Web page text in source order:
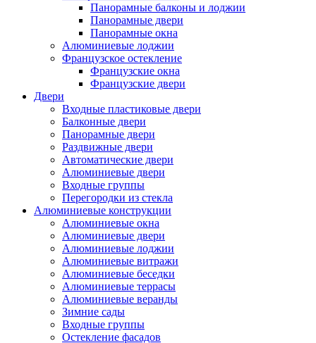
Панорамные балконы и лоджии
Панорамные двери
Панорамные окна
Алюминиевые лоджии
Французское остекление
Французские окна
Французские двери
Двери
Входные пластиковые двери
Балконные двери
Панорамные двери
Раздвижные двери
Автоматические двери
Алюминиевые двери
Входные группы
Перегородки из стекла
Алюминиевые конструкции
Алюминиевые окна
Алюминиевые двери
Алюминиевые лоджии
Алюминиевые витражи
Алюминиевые беседки
Алюминиевые террасы
Алюминиевые веранды
Зимние сады
Входные группы
Остекление фасадов